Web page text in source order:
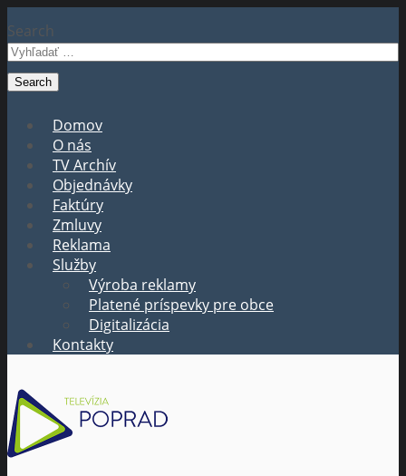
Search
Domov
O nás
TV Archív
Objednávky
Faktúry
Zmluvy
Reklama
Služby
Výroba reklamy
Platené príspevky pre obce
Digitalizácia
Kontakty